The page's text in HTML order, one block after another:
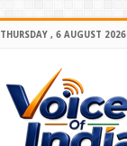
THURSDAY , 6 AUGUST 2026